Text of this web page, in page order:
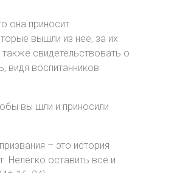
она приносит
вышли из нее, за их
свидетельствовать о
видя воспитанников
вы шли и приносили
– это история
оставить все и